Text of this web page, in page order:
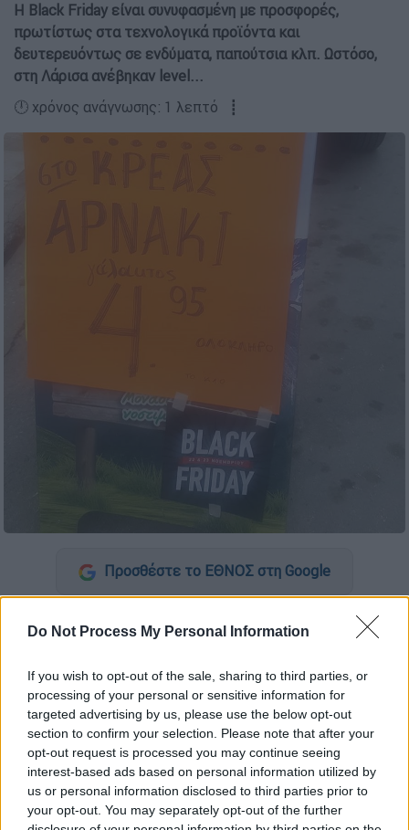
Do Not Process My Personal Information
If you wish to opt-out of the sale, sharing to third parties, or
processing of your personal or sensitive information for
targeted advertising by us, please use the below opt-out
section to confirm your selection. Please note that after your
opt-out request is processed you may continue seeing
interest-based ads based on personal information utilized by
us or personal information disclosed to third parties prior to
your opt-out. You may separately opt-out of the further
Η Black Friday είναι συνυφασμένη με προσφορές,
πρωτίστως στα τεχνολογικά προϊόντα και
δευτερευόντως σε ενδύματα, παπούτσια κλπ. Ωστόσο,
στη Λάρισα ανέβηκαν level...
🕛 χρόνος ανάγνωσης: 1 λεπτό ┋
Προσθέστε το ΕΘΝΟΣ στη Google
Ένας κρεοπώλης στη Λάρισα βρήκε έναν
ευφάνταστο τρόπο να ξεπουλήσει και
μάλλον θα τα καταφέρει, αν κρίνουμε από
την προσφορά του. Ο εν λόγω κύριος,
αποφάσισε να συμμετάσχει στην
καταναλωτική «παράνοια» της ημέρας, την
Black Friday και να προσφέρει τα προϊόντα
του σε τιμές κάτω του κόστους!